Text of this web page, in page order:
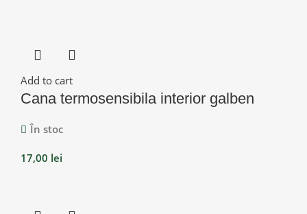
Add to cart
Cana termosensibila interior galben
În stoc
17,00 lei